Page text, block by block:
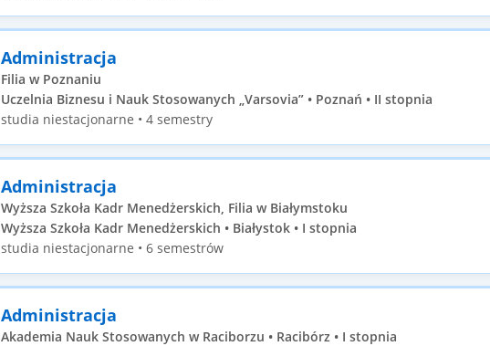
Administracja
Filia w Poznaniu
Uczelnia Biznesu i Nauk Stosowanych „Varsovia” • Poznań • II stopnia
studia niestacjonarne • 4 semestry
Administracja
Wyższa Szkoła Kadr Menedżerskich, Filia w Białymstoku
Wyższa Szkoła Kadr Menedżerskich • Białystok • I stopnia
studia niestacjonarne • 6 semestrów
Administracja
Akademia Nauk Stosowanych w Raciborzu • Racibórz • I stopnia